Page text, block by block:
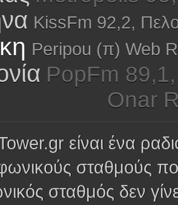
KissFm 92,2,
Peripou (π) Web
PopFm
Onar
είναι ένα
σταθμούς
σταθμός δεν